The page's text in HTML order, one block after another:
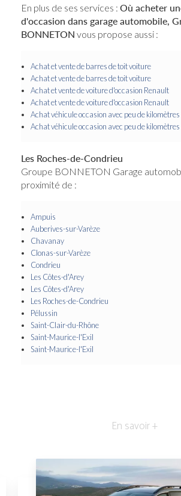
En plus de ses services : Où acheter
d'occasion dans garage automobile,
BONNETON vous propose aussi :
Achat et vente de barres de toit voiture
Achat et vente de barres de toit voiture
Achat et vente de voiture d'occasion Renault
Achat et vente de voiture d'occasion Renault
Achat véhicule occasion avec peu de kilomètres
Achat véhicule occasion avec peu de kilomètres
Les Roches-de-Condrieu
Groupe BONNETON Garage
proximité de :
Ampuis
Auberives-sur-Varèze
Chavanay
Clonas-sur-Varèze
Condrieu
Les Côtes-d'Arey
Les Côtes-d'Arey
Les Roches-de-Condrieu
Pélussin
Saint-Clair-du-Rhône
Saint-Maurice-l'Exil
Saint-Maurice-l'Exil
En savoir +